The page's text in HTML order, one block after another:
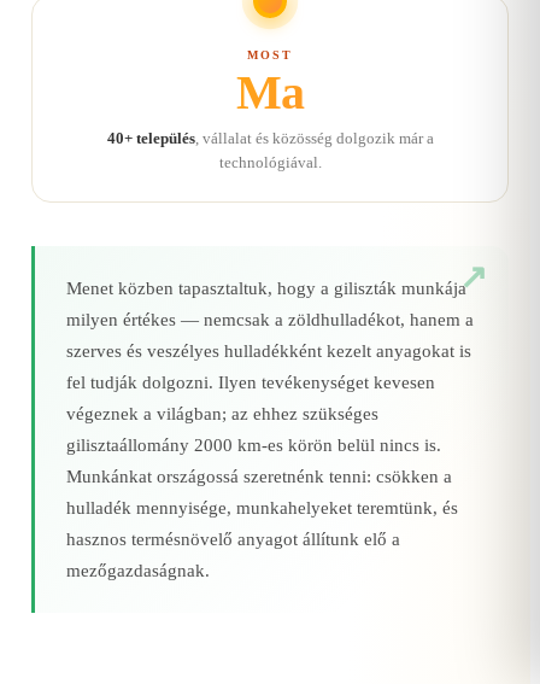
MOST
Ma
40+ település, vállalat és közösség dolgozik már a
technológiával.
Menet közben tapasztaltuk, hogy a giliszták munkája
milyen értékes — nemcsak a zöldhulladékot, hanem a
szerves és veszélyes hulladékként kezelt anyagokat is
fel tudják dolgozni. Ilyen tevékenységet kevesen
végeznek a világban; az ehhez szükséges
gilisztaállomány 2000 km‑es körön belül nincs is.
Munkánkat országossá szeretnénk tenni: csökken a
hulladék mennyisége, munkahelyeket teremtünk, és
hasznos termésnövelő anyagot állítunk elő a
mezőgazdaságnak.